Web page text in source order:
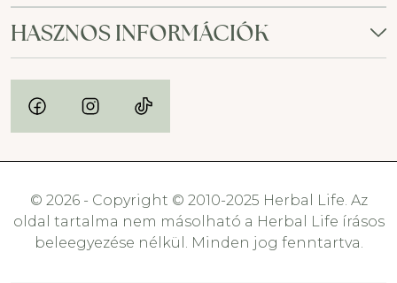
HASZNOS INFORMÁCIÓK
© 2026 - Copyright © 2010-2025 Herbal Life. Az
oldal tartalma nem másolható a Herbal Life írásos
beleegyezése nélkül. Minden jog fenntartva.